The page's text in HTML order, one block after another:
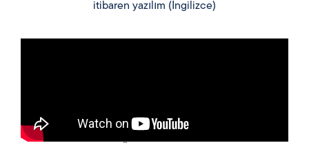
itibaren yazılım (İngilizce)